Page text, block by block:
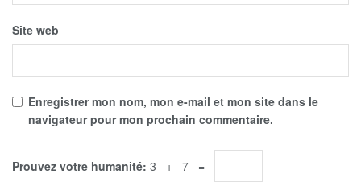
Site web
Enregistrer mon nom, mon e-mail et mon site dans le
navigateur pour mon prochain commentaire.
Prouvez votre humanité: 3 + 7 =